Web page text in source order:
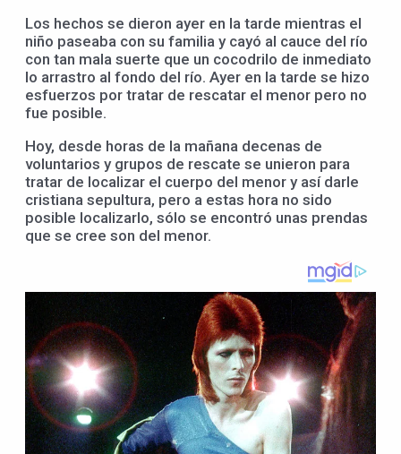
Los hechos se dieron ayer en la tarde mientras el
niño paseaba con su familia y cayó al cauce del río
con tan mala suerte que un cocodrilo de inmediato
lo arrastro al fondo del río. Ayer en la tarde se hizo
esfuerzos por tratar de rescatar el menor pero no
fue posible.
Hoy, desde horas de la mañana decenas de
voluntarios y grupos de rescate se unieron para
tratar de localizar el cuerpo del menor y así darle
cristiana sepultura, pero a estas hora no sido
posible localizarlo, sólo se encontró unas prendas
que se cree son del menor.